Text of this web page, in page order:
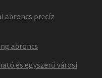
abroncs precíz
abroncs
és egyszerű városi